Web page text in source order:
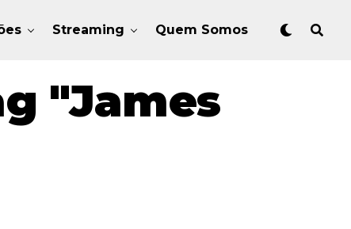
Streaming Quem Somos
"james